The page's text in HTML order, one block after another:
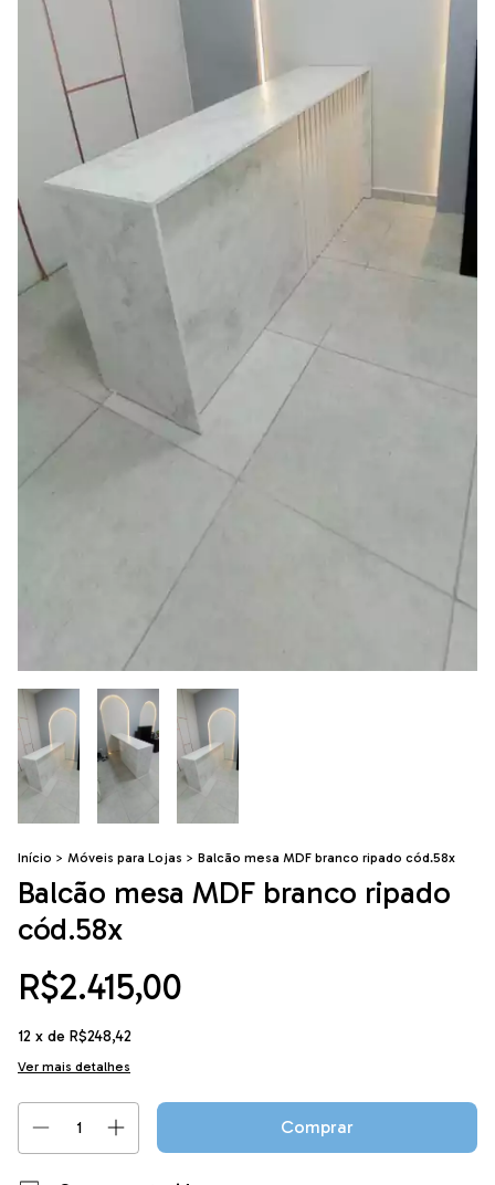
Início > Móveis para Lojas > Balcão mesa MDF branco ripado cód.58x
Balcão mesa MDF branco ripado
cód.58x
R$2.415,00
12 x de R$248,42
Ver mais detalhes